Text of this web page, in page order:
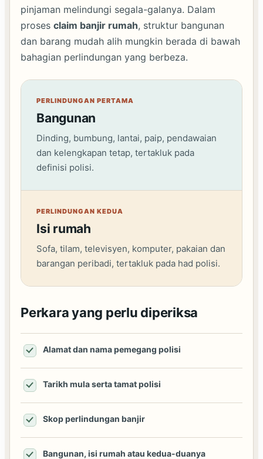
pinjaman melindungi segala-galanya. Dalam
proses claim banjir rumah, struktur bangunan
dan barang mudah alih mungkin berada di bawah
bahagian perlindungan yang berbeza.
PERLINDUNGAN PERTAMA
Bangunan
Dinding, bumbung, lantai, paip, pendawaian
dan kelengkapan tetap, tertakluk pada
definisi polisi.
PERLINDUNGAN KEDUA
Isi rumah
Sofa, tilam, televisyen, komputer, pakaian dan
barangan peribadi, tertakluk pada had polisi.
Perkara yang perlu diperiksa
Alamat dan nama pemegang polisi
Tarikh mula serta tamat polisi
Skop perlindungan banjir
Bangunan, isi rumah atau kedua-duanya